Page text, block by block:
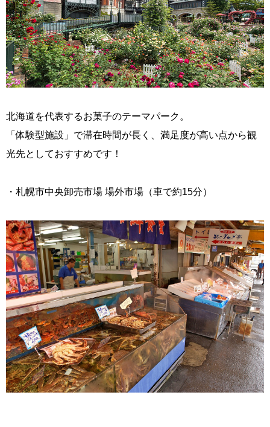
北海道を代表するお菓子のテーマパーク。
「体験型施設」で滞在時間が長く、満足度が高い点から観
光先としておすすめです！
・札幌市中央卸売市場 場外市場（車で約15分）